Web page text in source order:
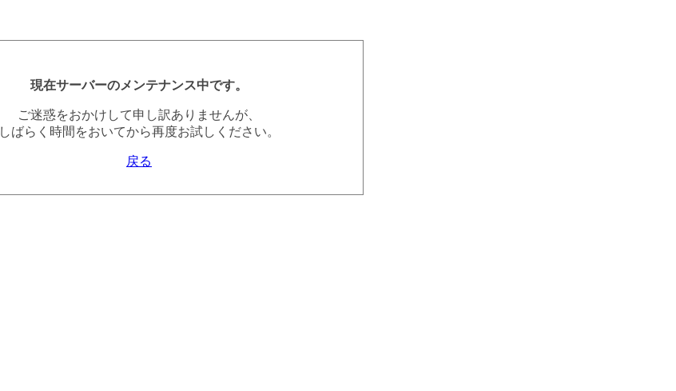
現在サーバーのメンテナンス中です。
ご迷惑をおかけして申し訳ありませんが、
しばらく時間をおいてから再度お試しください。
戻る